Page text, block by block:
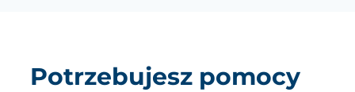
Potrzebujesz pomocy